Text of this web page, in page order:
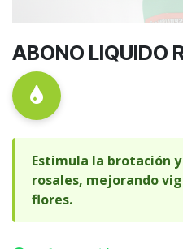
ABONO LIQUIDO
Estimula la brotación
rosales, mejorando
flores.